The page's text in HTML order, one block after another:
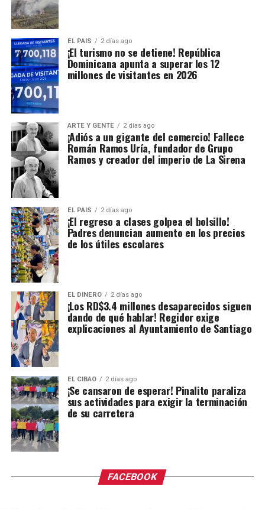
EL PAIS 2 días ago
¡El turismo no se detiene! República
Dominicana apunta a superar los 12
millones de visitantes en 2026
ARTE Y GENTE 2 días ago
¡Adiós a un gigante del comercio! Fallece
Román Ramos Uría, fundador de Grupo
Ramos y creador del imperio de La Sirena
EL PAIS 2 días ago
¡El regreso a clases golpea el bolsillo!
Padres denuncian aumento en los precios
de los útiles escolares
EL DINERO 2 días ago
¡Los RD$3.4 millones desaparecidos siguen
dando de qué hablar! Regidor exige
explicaciones al Ayuntamiento de Santiago
EL CIBAO 2 días ago
¡Se cansaron de esperar! Pinalito paraliza
sus actividades para exigir la terminación
de su carretera
FACEBOOK